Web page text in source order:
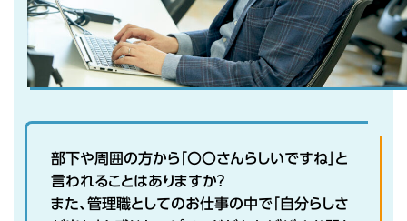
部下や周囲の方から「〇〇さんらしいですね」と
言われることはありますか？
また、管理職としてのお仕事の中で「自分らしさ